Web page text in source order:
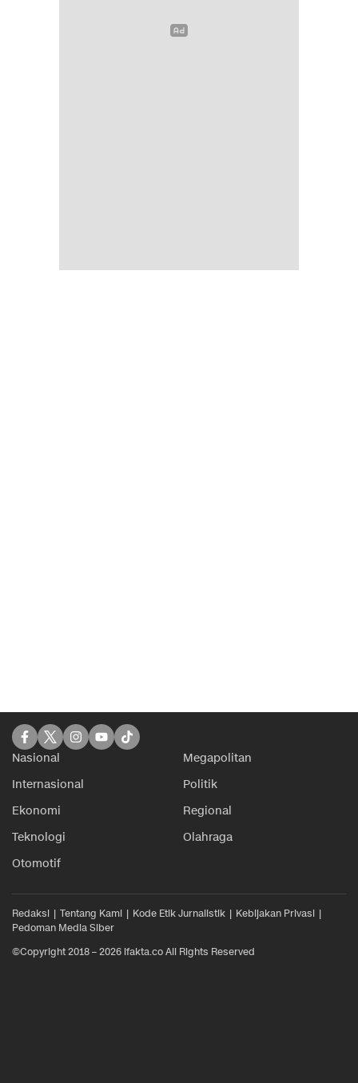
Nasional
Megapolitan
Internasional
Politik
Ekonomi
Regional
Teknologi
Olahraga
Otomotif
Redaksi Tentang Kami Kode Etik Jurnalistik
Kebijakan Privasi
Pedoman Media Siber
©Copyright 2018 – 2026 ifakta.co All Rights Reserved